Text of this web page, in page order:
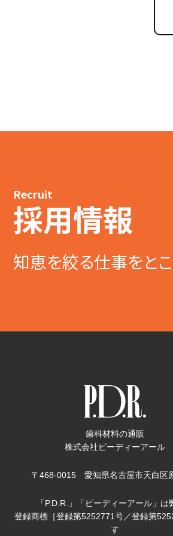
Recruit
採用情報
知恵を絞る仕事をと
歯科材料の通販
株式会社ピーディーアール
〒468-0015 愛知県名古屋市天白区
「P.D.R.」「ピーディーアール」は
登録商標［登録第5252771号／登録第
す